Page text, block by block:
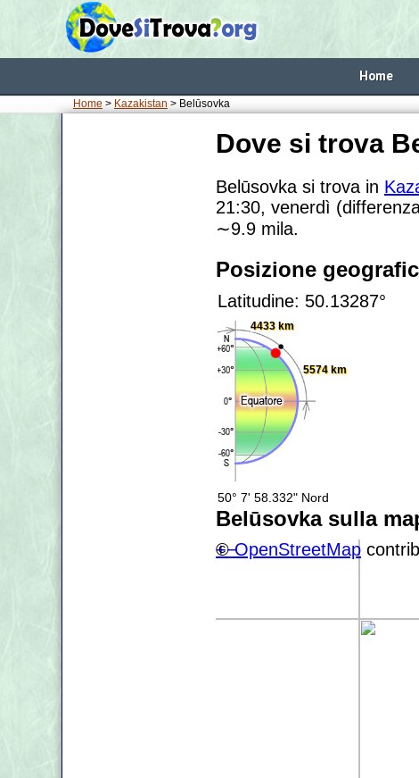
Home
Home > Kazakistan > Belūsovka
Dove si trova
Belūsovka si trova in
21:30, venerdì
∼9.9 mila.
Posizione
Latitudine: 50.13287°
4433 km
5574 km
50° 7' 58.332" Nord
Belūsovka sulla
+−
©OpenStreetMap